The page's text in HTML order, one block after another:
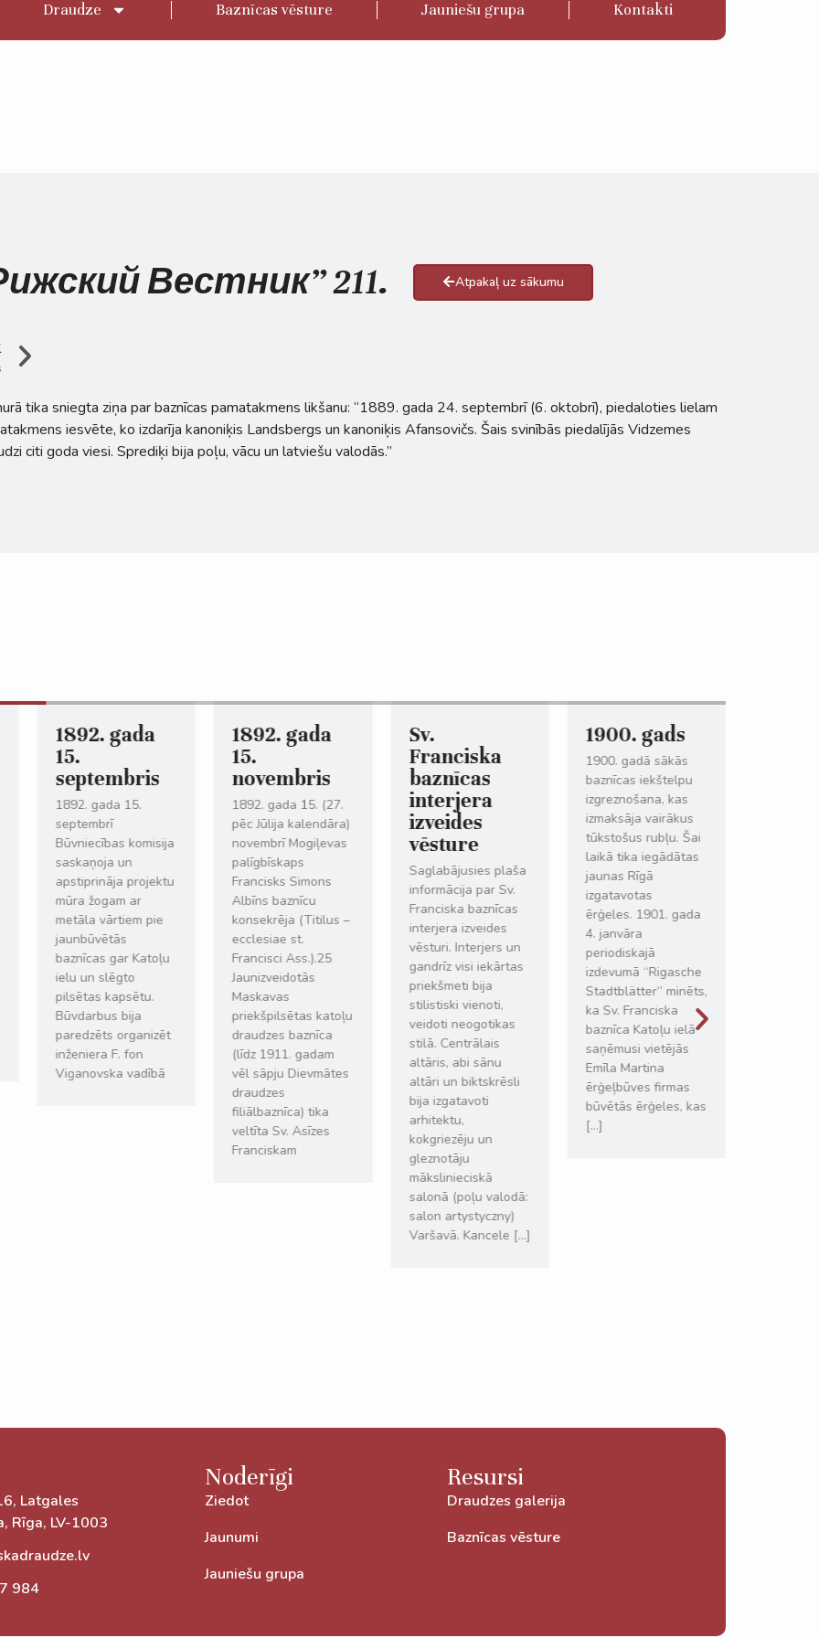
Draudze Baznīcas vēsture Jauniešu grupa Kontakti
Вестник” 211.
Atpakaļ uz sākumu
tika sniegta ziņa par baznīcas pamatakmens likšanu: “1889. gada 24. septembrī (6. oktobrī), piedaloties lielam
iesvēte, ko izdarīja kanoniķis Landsbergs un kanoniķis Afansovičs. Šais svinībās piedalījās Vidzemes
citi goda viesi. Sprediķi bija poļu, vācu un latviešu valodās.”
1892. gada
15.
septembris
1892. gada 15.
septembrī
Būvniecības komisija
saskaņoja un
apstiprināja projektu
mūra žogam ar
metāla vārtiem pie
jaunbūvētās
baznīcas gar Katoļu
ielu un slēgto
pilsētas kapsētu.
Būvdarbus bija
paredzēts organizēt
inženiera F. fon
Viganovska vadībā
1892. gada
15.
novembris
1892. gada 15. (27.
pēc Jūlija kalendāra)
novembrī Mogiļevas
palīgbīskaps
Francisks Simons
Albīns baznīcu
konsekrēja (Titilus –
ecclesiae st.
Francisci Ass.).25
Jaunizveidotās
Maskavas
priekšpilsētas katoļu
draudzes baznīca
(līdz 1911. gadam
vēl sāpju Dievmātes
draudzes
filiālbaznīca) tika
veltīta Sv. Asīzes
Franciskam
Sv.
Franciska
baznīcas
interjera
izveides
vēsture
Saglabājusies plaša
informācija par Sv.
Franciska baznīcas
interjera izveides
vēsturi. Interjers un
gandrīz visi iekārtas
priekšmeti bija
stilistiski vienoti,
veidoti neogotikas
stilā. Centrālais
altāris, abi sānu
altāri un biktskrēsli
bija izgatavoti
arhitektu,
kokgriezēju un
gleznotāju
mākslinieciskā
salonā (poļu valodā:
salon artystyczny)
Varšavā. Kancele […]
1900. gads
1900. gadā sākās
baznīcas iekštelpu
izgreznošana, kas
izmaksāja vairākus
tūkstošus rubļu. Šai
laikā tika iegādātas
jaunas Rīgā
izgatavotas
ērģeles. 1901. gada
4. janvāra
periodiskajā
izdevumā “Rigasche
Stadtblätter” minēts,
ka Sv. Franciska
baznīca Katoļu ielā
saņēmusi vietējās
Emīla Martina
ērģeļbūves firmas
būvētās ērģeles, kas
[…]
Latgales
Rīga, LV-1003
984
Noderīgi
Ziedot
Jaunumi
Jauniešu grupa
Resursi
Draudzes galerija
Baznīcas vēsture